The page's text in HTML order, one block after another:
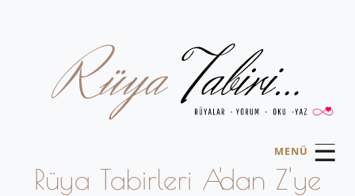
MENÜ ☰
Rüya Tabirleri A'dan Z'ye